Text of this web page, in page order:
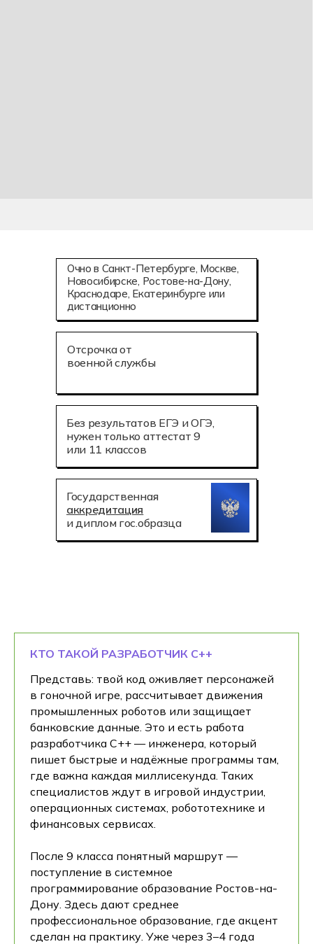
Государственная
аккредитация
и диплом гос.образца
Отсрочка от
военной службы
Без результатов ЕГЭ и ОГЭ,
нужен только аттестат 9
или 11 классов
Очно в Санкт-Петербурге, Москве,
Новосибирске, Ростове-на-Дону,
Краснодаре, Екатеринбурге или
дистанционно
КТО ТАКОЙ РАЗРАБОТЧИК С++
Представь: твой код оживляет персонажей
в гоночной игре, рассчитывает движения
промышленных роботов или защищает
банковские данные. Это и есть работа
разработчика C++ — инженера, который
пишет быстрые и надёжные программы там,
где важна каждая миллисекунда. Таких
специалистов ждут в игровой индустрии,
операционных системах, робототехнике и
финансовых сервисах.
После 9 класса понятный маршрут —
поступление в системное
программирование образование Ростов-на-
Дону. Здесь дают среднее
профессиональное образование, где акцент
сделан на практику. Уже через 3–4 года